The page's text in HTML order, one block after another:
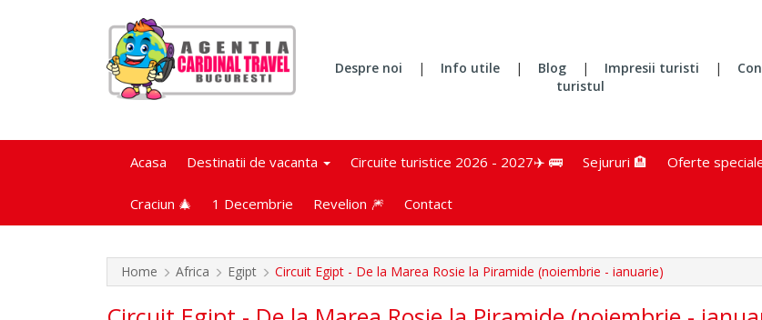
Despre noi | Info utile | Blog | Impresii turisti |
turistul
Acasa Destinatii de vacanta Circuite turistice 2026 - 2027✈️ 🚌 Sejururi 🏨 Oferte
Craciun 🎄 1 Decembrie Revelion 🎆 Contact
Home Africa Egipt Circuit Egipt - De la Marea Rosie la Piramide (noiembrie - ianuarie)